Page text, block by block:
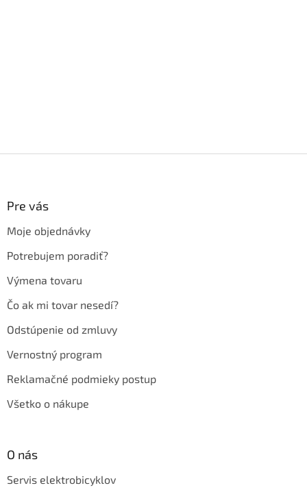
Pre vás
Moje objednávky
Potrebujem poradiť?
Výmena tovaru
Čo ak mi tovar nesedí?
Odstúpenie od zmluvy
Vernostný program
Reklamačné podmieky postup
Všetko o nákupe
O nás
Servis elektrobicyklov